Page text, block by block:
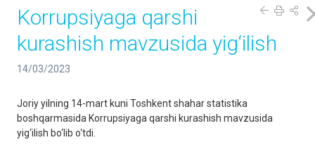
Korrupsiyaga qarshi
kurashish mavzusida yig‘ilish
14/03/2023
Joriy yilning 14-mart kuni Toshkent shahar statistika
boshqarmasida Korrupsiyaga qarshi kurashish mavzusida
yig‘ilish bo‘lib o‘tdi.